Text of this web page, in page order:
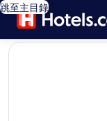
跳至主目錄
editorial